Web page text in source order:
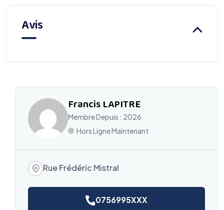
Avis
Francis LAPITRE
Membre Depuis : 2026
Hors Ligne Maintenant
Rue Frédéric Mistral
0756995XXX